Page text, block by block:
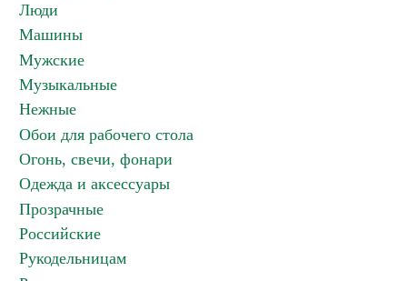
Люди
Машины
Мужские
Музыкальные
Нежные
Обои для рабочего стола
Огонь, свечи, фонари
Одежда и аксессуары
Прозрачные
Российские
Рукодельницам